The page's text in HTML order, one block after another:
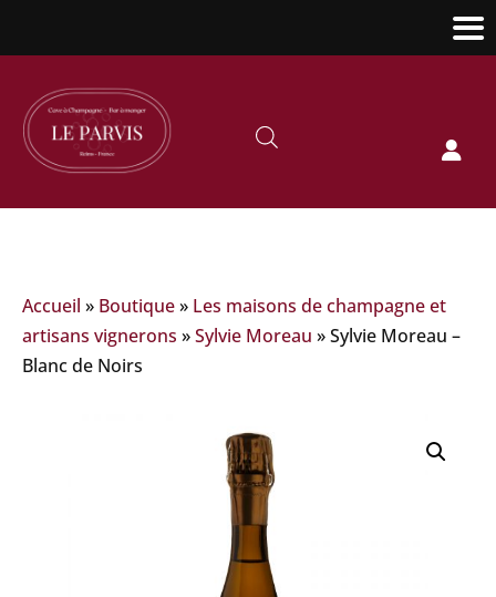

Accueil » Boutique» Les maisons de champagne et
artisans vignerons »Sylvie Moreau »Sylvie Moreau –
Blanc de Noirs